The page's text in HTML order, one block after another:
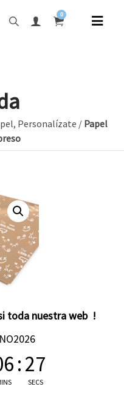
0
, Personalízate / Papel
toda nuestra web !
:26
SECS